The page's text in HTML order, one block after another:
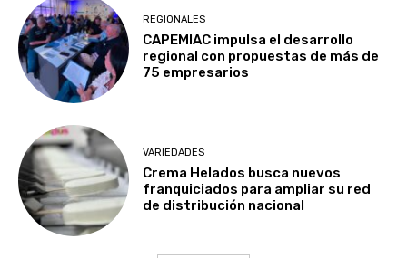
REGIONALES
CAPEMIAC impulsa el desarrollo
regional con propuestas de más de
75 empresarios
VARIEDADES
Crema Helados busca nuevos
franquiciados para ampliar su red
de distribución nacional